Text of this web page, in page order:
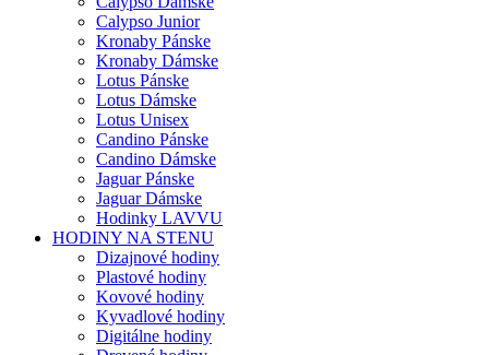
Calypso Junior
Kronaby Pánske
Kronaby Dámske
Lotus Pánske
Lotus Dámske
Lotus Unisex
Candino Pánske
Candino Dámske
Jaguar Pánske
Jaguar Dámske
Hodinky LAVVU
HODINY NA STENU
Dizajnové hodiny
Plastové hodiny
Kovové hodiny
Kyvadlové hodiny
Digitálne hodiny